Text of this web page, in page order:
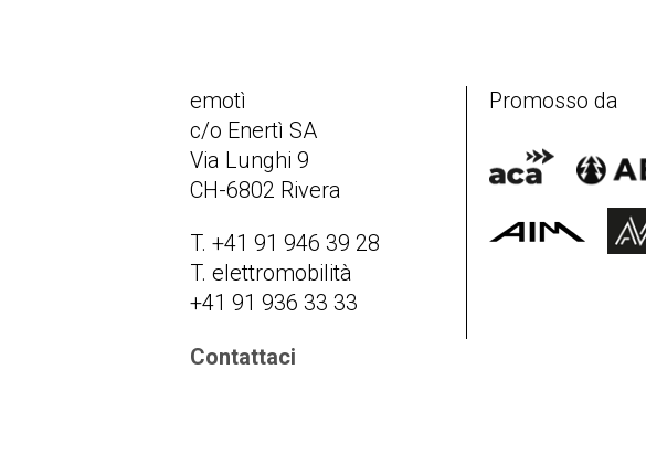
emotì
c/o Enertì SA
Via Lunghi 9
CH-6802 Rivera
T. +41 91 946 39 28
T. elettromobilità
+41 91 936 33 33
Contattaci
Promosso da